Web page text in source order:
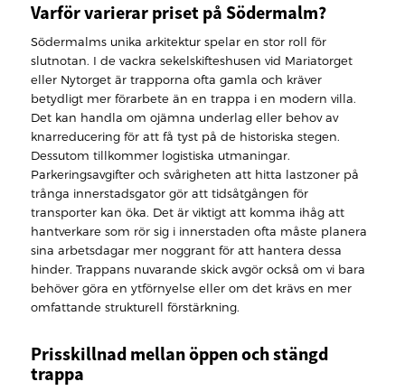
Varför varierar priset på Södermalm?
Södermalms unika arkitektur spelar en stor roll för
slutnotan. I de vackra sekelskifteshusen vid Mariatorget
eller Nytorget är trapporna ofta gamla och kräver
betydligt mer förarbete än en trappa i en modern villa.
Det kan handla om ojämna underlag eller behov av
knarreducering för att få tyst på de historiska stegen.
Dessutom tillkommer logistiska utmaningar.
Parkeringsavgifter och svårigheten att hitta lastzoner på
trånga innerstadsgator gör att tidsåtgången för
transporter kan öka. Det är viktigt att komma ihåg att
hantverkare som rör sig i innerstaden ofta måste planera
sina arbetsdagar mer noggrant för att hantera dessa
hinder. Trappans nuvarande skick avgör också om vi bara
behöver göra en ytförnyelse eller om det krävs en mer
omfattande strukturell förstärkning.
Prisskillnad mellan öppen och stängd
trappa